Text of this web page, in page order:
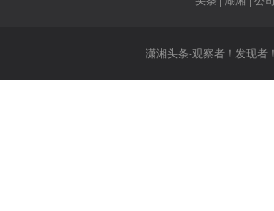
潇湘头条-观察者！发现者